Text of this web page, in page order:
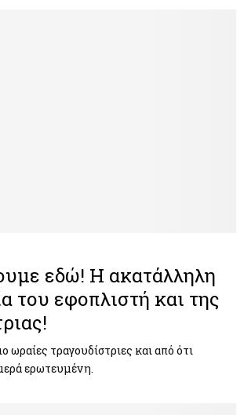
εδώ! Η ακατάλληλη
του εφοπλιστή και της
ωραίες τραγουδίστριες και από ότι
ερωτευμένη.